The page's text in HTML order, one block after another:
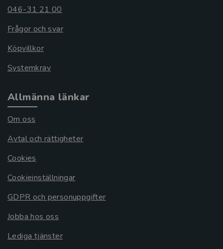
046-31 21 00
Frågor och svar
Köpvillkor
Systemkrav
Allmänna länkar
Om oss
Avtal och rättigheter
Cookies
Cookieinställningar
GDPR och personuppgifter
Jobba hos oss
Lediga tjänster